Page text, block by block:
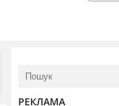
РЕКЛАМА